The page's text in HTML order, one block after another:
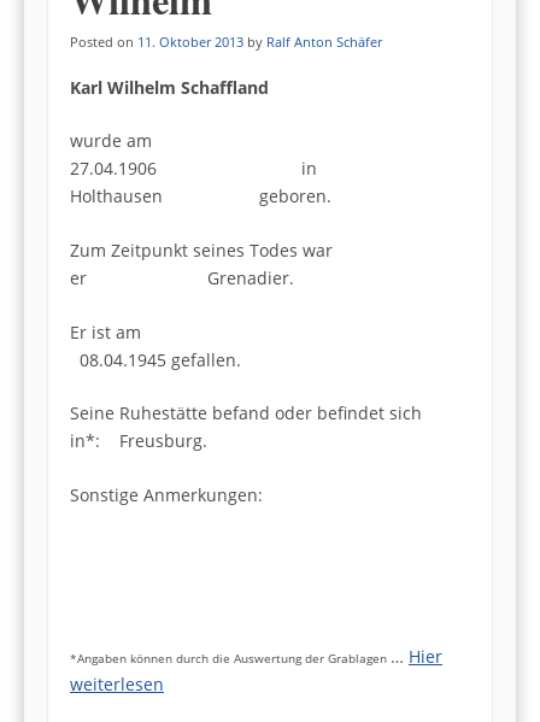
Posted on 11. Oktober 2013 by Ralf Anton Schäfer
Karl Wilhelm Schaffland
wurde am
27.04.1906 in
Holthausen geboren.
Zum Zeitpunkt seines Todes war
er Grenadier.
Er ist am
08.04.1945 gefallen.
Seine Ruhestätte befand oder befindet sich
in*: Freusburg.
Sonstige Anmerkungen:
*Angaben können durch die Auswertung der Grablagen … Hier
weiterlesen